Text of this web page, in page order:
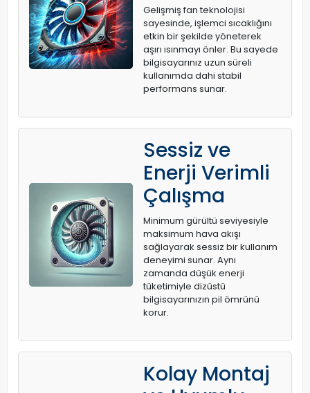
Gelişmiş fan teknolojisi
sayesinde, işlemci sıcaklığını
etkin bir şekilde yöneterek
aşırı ısınmayı önler. Bu sayede
bilgisayarınız uzun süreli
kullanımda dahi stabil
performans sunar.
Sessiz ve
Enerji Verimli
Çalışma
Minimum gürültü seviyesiyle
maksimum hava akışı
sağlayarak sessiz bir kullanım
deneyimi sunar. Aynı
zamanda düşük enerji
tüketimiyle dizüstü
bilgisayarınızın pil ömrünü
korur.
Kolay Montaj